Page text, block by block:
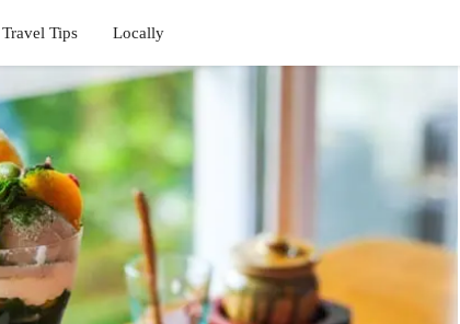
Travel Tips Locally